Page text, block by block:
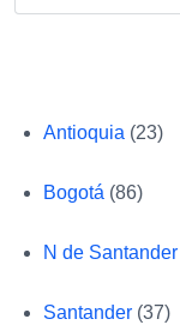
Antioquia (23)
Bogotá (86)
N de Santander
Santander (37)